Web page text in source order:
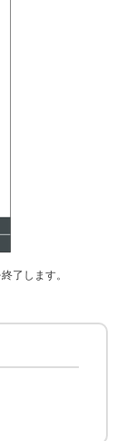
了します。